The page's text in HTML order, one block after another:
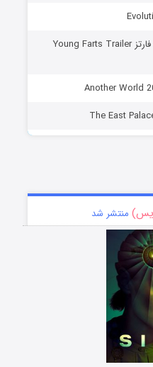
دانلود مستند قطعات تریلر یانگ فارتز Young Farts Trailer
منتشر شد